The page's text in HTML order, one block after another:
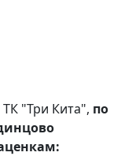
"Три Кита", по